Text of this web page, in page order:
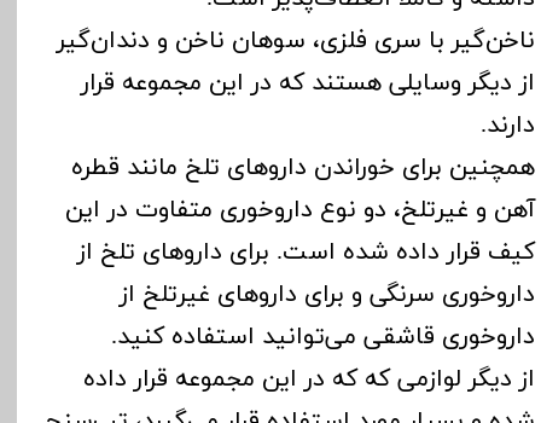
ناخن‌گیر با سری فلزی، سوهان ناخن و دندان‌گیر
از دیگر وسایلی هستند که در این مجموعه قرار
دارند.
همچنین برای خوراندن داروهای تلخ مانند قطره
آهن و غیرتلخ، دو نوع داروخوری متفاوت در این
کیف قرار داده شده است. برای داروهای تلخ از
داروخوری سرنگی و برای داروهای غیرتلخ از
داروخوری قاشقی می‌توانید استفاده کنید.
از دیگر لوازمی که که در این مجموعه قرار داده